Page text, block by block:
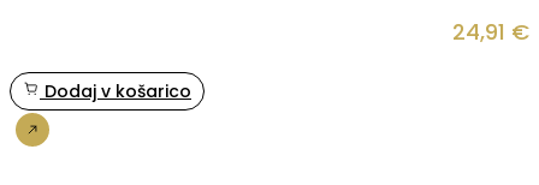
24,91 €
Dodaj v košarico